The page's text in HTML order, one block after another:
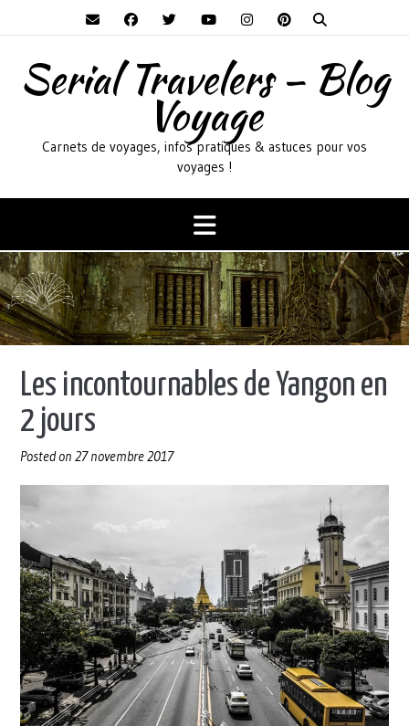
to
Serial Travelers – Blog
Voyage
Carnets de voyages, infos pratiques & astuces pour vos
voyages !
Les incontournables de Yangon en
2 jours
Posted on 27 novembre 2017